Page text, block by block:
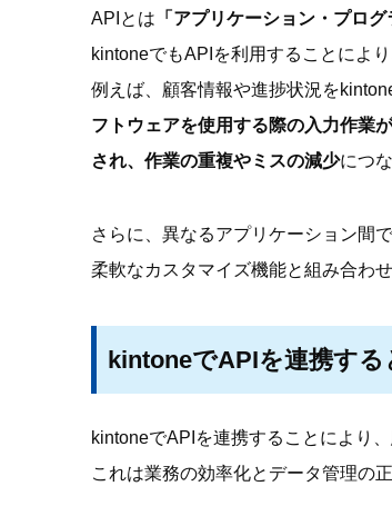
APIとは 「アプリケーション・プロ
kintoneでもAPIを利用することによ
例えば、顧客情報や進捗状況を
フトウェアを使用する際の入力作業
され、作業の重複やミスの減少につ
さらに、異なるアプリケーション間
柔軟なカスタマイズ機能と組み合わ
kintoneでAPIを連携する
kintoneでAPIを連携することにより、
これは業務の効率化とデータ管理の